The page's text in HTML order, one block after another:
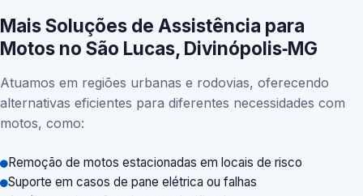
Mais Soluções de Assistência para
Motos no São Lucas, Divinópolis‑MG
Atuamos em regiões urbanas e rodovias, oferecendo
alternativas eficientes para diferentes necessidades com
motos, como:
Remoção de motos estacionadas em locais de risco
Suporte em casos de pane elétrica ou falhas